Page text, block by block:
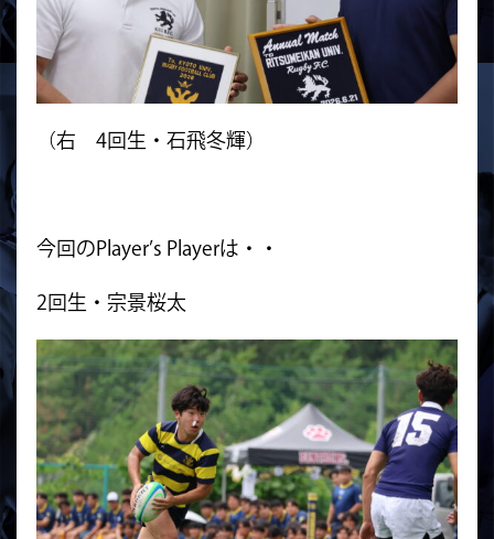
（右 4回生・石飛冬輝）
今回のPlayer’s Playerは・・
2回生・宗景桜太